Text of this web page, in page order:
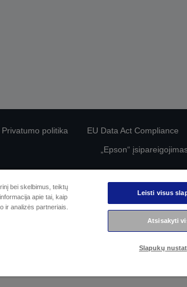
Privatumo politika EU Data Act Compliance
„Epson“
bei skelbimus, teiktų
apie tai, kaip
ir analizės partneriais.
Leisti visus
Atsisakyti
Slapukų